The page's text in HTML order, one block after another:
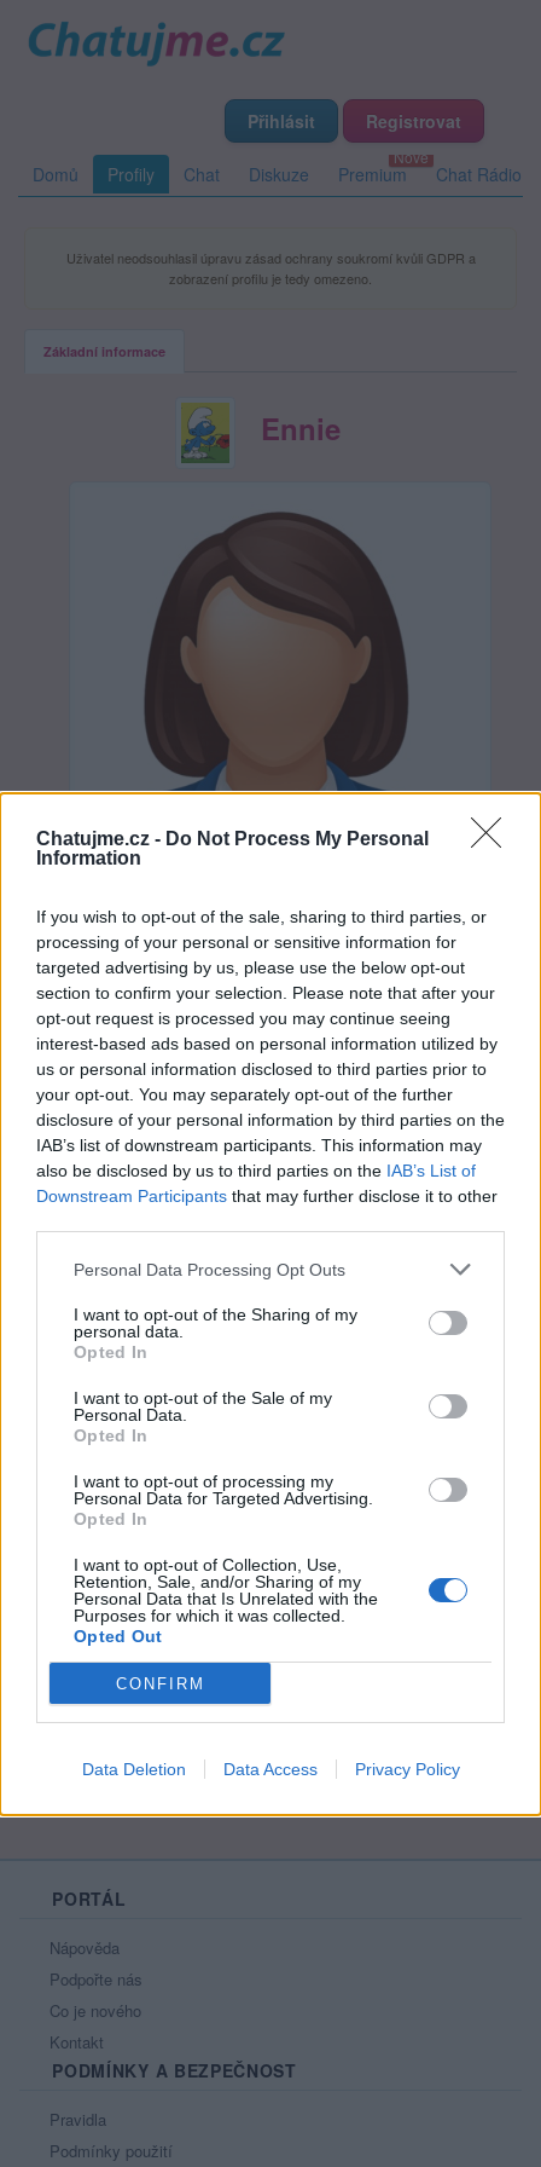
Chatujme.cz - Do Not Process My Personal
Information
If you wish to opt-out of the sale, sharing to third parties, or
processing of your personal or sensitive information for
targeted advertising by us, please use the below opt-out
section to confirm your selection. Please note that after your
opt-out request is processed you may continue seeing
interest-based ads based on personal information utilized by
us or personal information disclosed to third parties prior to
your opt-out. You may separately opt-out of the further
disclosure of your personal information by third parties on the
IAB’s list of downstream participants. This information may
also be disclosed by us to third parties on the IAB’s List of
Downstream Participants that may further disclose it to other
Personal Data Processing Opt Outs
I want to opt-out of the Sharing of my
personal data.
Opted In
I want to opt-out of the Sale of my
Personal Data.
Opted In
I want to opt-out of processing my
Personal Data for Targeted Advertising.
Opted In
I want to opt-out of Collection, Use,
Retention, Sale, and/or Sharing of my
Personal Data that Is Unrelated with the
Purposes for which it was collected.
Opted Out
CONFIRM
Data Deletion Data Access Privacy Policy
Přihlásit Registrovat
Domů Profily Chat Diskuze Premium Chat Rádio
Uživatel neodsouhlasil úpravu zásad ochrany soukromí kvůli GDPR a
zobrazení profilu je tedy omezeno.
Základní informace
Ennie
Neověřeno
0 uživatelům se líbí
Neověřený profil
Tento uživatel zatím neprokázal svou identitu ověřovací
fotografií. U neověřených profilů nelze zaručit, že fotografie a
údaje odpovídají skutečné osobě.
Kontakt
Informace o profilu a chatu
Naposledy aktivní: 01.03.2017 01:11
Počet přátel: 0
Profil zobrazen: 308x
Oblibené místnosti
Sledované diskuze
PORTÁL
Nápověda
Podpořte nás
Co je nového
Kontakt
PODMÍNKY A BEZPEČNOST
Pravidla
Podmínky použití